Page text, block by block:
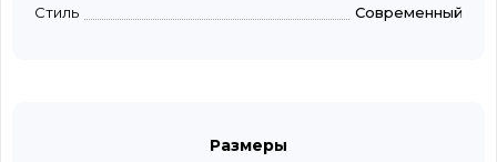
Стиль
Современный
Размеры